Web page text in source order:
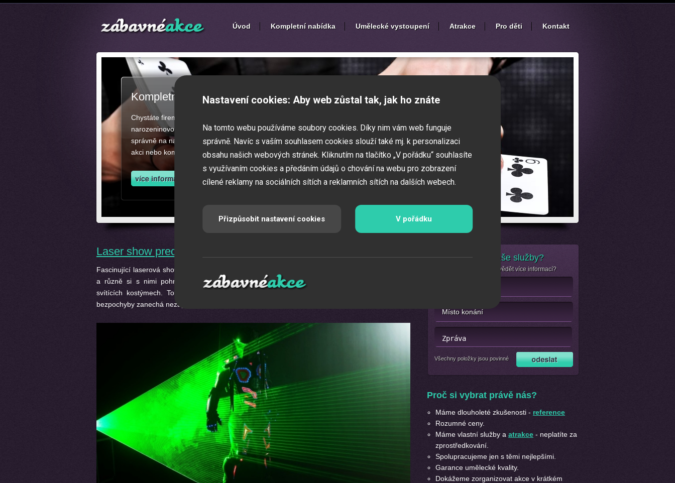
Úvod Kompletní nabídka Umělecké vystoupení Atrakce Pro děti Kontakt
Kompletní zajištěnízábavných akcí
Chystáte firemní akci, večírek nebo ples? Připravujete svatbu,
narozeninovou oslavu či zábavné představení pro děti? Pak jste
správně na našich stránkách. Zajistíme Vám jednotlivé umělce na Vaši
akci nebo kompletní zajištění zábavných a firemních akcí.
Laser show predators
Fascinující laserová show dvou bytostí, které neuvěřitelným způsobem ovládají laserové paprsky
a různě si s nimi pohrávají za doprovodu magické synchronizované hudby v nadčasových
svítících kostýmech. Toto spojení moderní techniky, laseru, zvuku, tance a fantasie ve Vás
bezpochyby zanechá nezapomenutelný zážitek.
Máte zájem o naše služby?
Nebo se jen chcete dozvědět více informací?
Všechny položky jsou povinné
Proč si vybrat právě nás?
Máme dlouholeté zkušenosti - reference
Rozumné ceny.
Máme vlastní služby a atrakce - neplatíte za
zprostředkování.
Spolupracujeme jen s těmi nejlepšími.
Garance umělecké kvality.
Dokážeme zorganizovat akce v krátkém
Nastavení cookies: Aby web zůstal tak, jak ho znáte
Na tomto webu používáme soubory cookies. Díky nim vám web funguje
správně. Navíc s vaším souhlasem cookies slouží také mj. k personalizaci
obsahu našich webových stránek. Kliknutím na tlačítko „V pořádku“ souhlasíte
s využívaním cookies a předáním údajů o chování na webu pro zobrazení
cílené reklamy na sociálních sítích a reklamních sítích na dalších webech.
Přizpůsobit nastavení cookies V pořádku